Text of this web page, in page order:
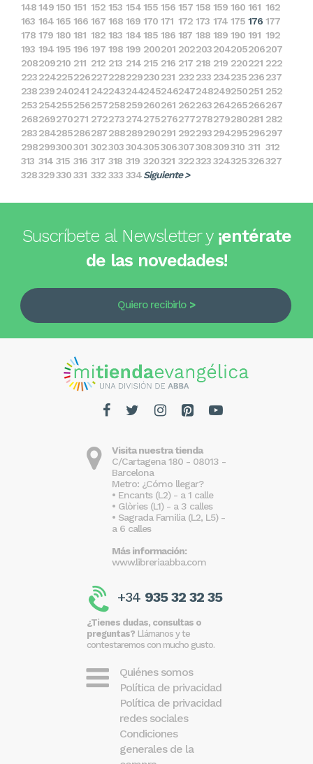
148149150 151 152 153 154155 156 157 158 159 160 161 162
163 164165 166 167 168 169 170 171 172 173 174 175 176 177
178 179 180 181 182 183 184185 186 187 188 189 190 191 192
193 194195 196 197 198 199 200201 202203204205206207
208209210 211 212 213 214 215 216 217 218 219 220221 222
223224225226227228229230231 232233 234235236237
238239240241 242243244245246247248249250251 252
253254255256257258259260261 262263264265266267
268269270271 272273274275276277278279280281 282
283284285286287288289290291 292293294295296297
298299300301 302303304305306307308309310 311 312
313 314 315 316 317 318 319 320321 322323324325326327
328329330331 332333 334Siguiente >
Suscríbete al Newsletter y ¡entérate
de las novedades!
Quiero recibirlo
Visita nuestra tienda
C/Cartagena 180 - 08013 -
Barcelona
Metro: ¿Cómo llegar?
• Encants (L2) - a 1 calle
• Glòries (L1) - a 3 calles
• Sagrada Familia (L2, L5) -
a 6 calles
Más información:
www.libreriaabba.com
+34 935 32 32 35
¿Tienes dudas, consultas o
preguntas? Llámanos y te
contestaremos con mucho gusto.
Quiénes somos
Política de privacidad
Política de privacidad
redes sociales
Condiciones
generales de la